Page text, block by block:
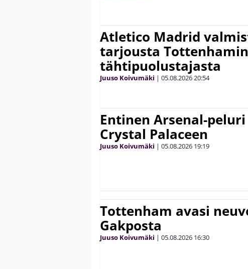
Atletico Madrid
tarjousta Tottenhamin
tähtipuolustajasta
Juuso Koivumäki | 05.08.202620:54
Entinen Arsenal-
Crystal Palaceen
Juuso Koivumäki | 05.08.2026 19:19
Tottenham avasi
Gakposta
Juuso Koivumäki | 05.08.2026 16:30